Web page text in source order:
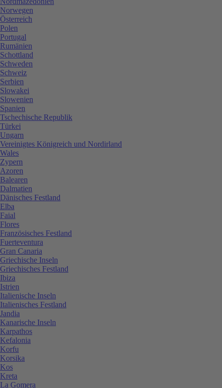
Norwegen
Österreich
Polen
Portugal
Rumänien
Schottland
Schweden
Schweiz
Serbien
Slowakei
Slowenien
Spanien
Tschechische Republik
Türkei
Ungarn
Vereinigtes Königreich und Nordirland
Wales
Zypern
Azoren
Balearen
Dalmatien
Dänisches Festland
Elba
Faial
Flores
Französisches Festland
Fuerteventura
Gran Canaria
Griechische Inseln
Griechisches Festland
Ibiza
Istrien
Italienische Inseln
Italienisches Festland
Jandia
Kanarische Inseln
Karpathos
Kefalonia
Korfu
Korsika
Kos
Kreta
La Gomera